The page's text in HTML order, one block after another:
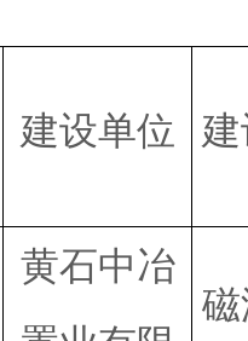
建设单位
黄石中冶
磁